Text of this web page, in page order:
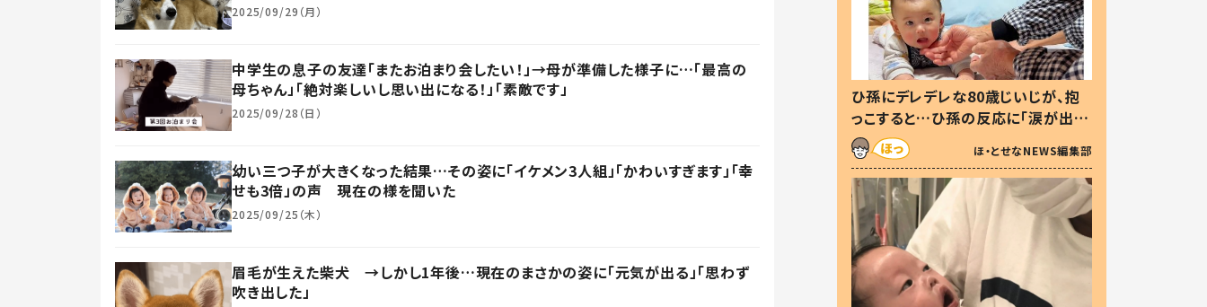
2025/09/29（月）
中学生の息子の友達「またお泊まり会したい！」→母が準備した様子に…「最高の
母ちゃん」「絶対楽しいし思い出になる！」「素敵です」
2025/09/28（日）
幼い三つ子が大きくなった結果…その姿に「イケメン3人組」「かわいすぎます」「幸
せも3倍」の声 現在の様を聞いた
2025/09/25（木）
眉毛が生えた柴犬 →しかし1年後…現在のまさかの姿に「元気が出る」「思わず
吹き出した」
ひ孫にデレデレな80歳じいじが、抱
っこすると…ひ孫の反応に「涙が出ま
した」「可愛くて仕方ない」
ほ・とせなNEWS編集部